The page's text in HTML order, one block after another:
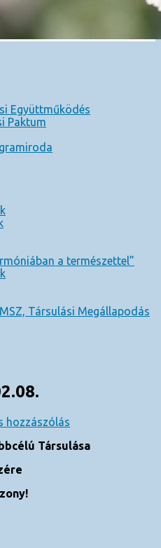
Együttműködés
Paktum
a természettel”
Társulási Megállapodás
hozzászólás
2010.02.08.
Társulása